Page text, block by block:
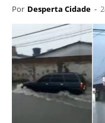
Por Desperta Cidade -